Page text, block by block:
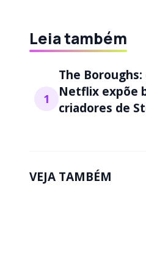
Leia também
1
The
Netflix expõe
criadores de
VEJA TAMBÉM